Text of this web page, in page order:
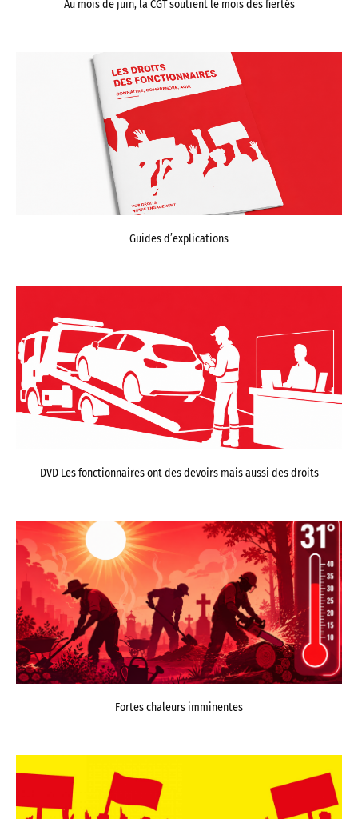
Au mois de juin, la CGT soutient le mois des fiertés
Guides d’explications
DVD Les fonctionnaires ont des devoirs mais aussi des droits
Fortes chaleurs imminentes